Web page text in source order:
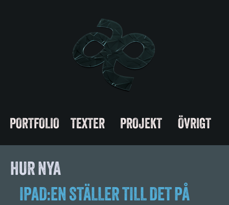
PORTFOLIO TEXTER PROJEKT ÖVRIGT
HUR NYA
IPAD:EN STÄLLER TILL DET PÅ